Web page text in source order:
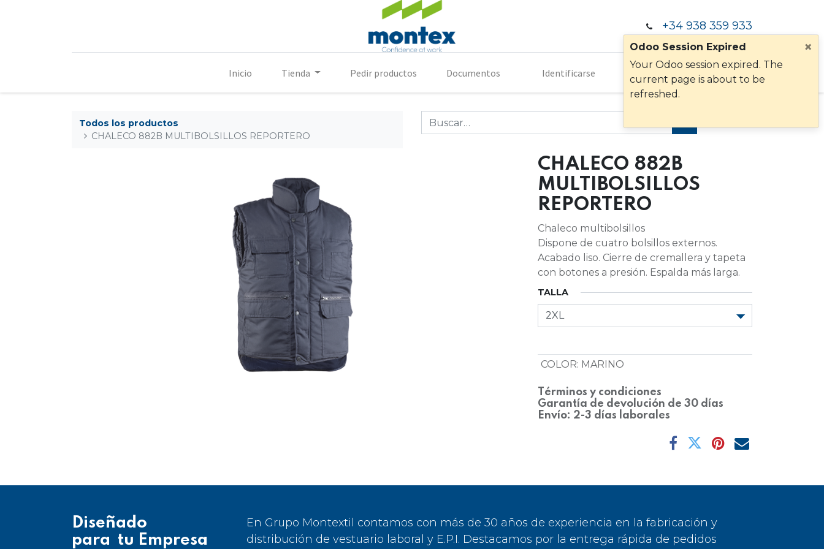
+34 938 359 933
Inicio Tienda Pedir productos Documentos Identificarse
Todos los productos
CHALECO 882B MULTIBOLSILLOS REPORTERO
CHALECO 882B
MULTIBOLSILLOS
REPORTERO
Chaleco multibolsillos
Dispone de cuatro bolsillos externos.
Acabado liso. Cierre de cremallera y tapeta
con botones a presión. Espalda más larga.
TALLA
COLOR: MARINO
Términos y condiciones
Garantía de devolución de 30 días
Envío: 2-3 días laborales
Diseñado
para tu Empresa
En Grupo Montextil contamos con más de 30 años de experiencia en la fabricación y
distribución de vestuario laboral y E.P.I. Destacamos por la entrega rápida de pedidos
×
Odoo Session Expired
Your Odoo session expired. The
current page is about to be
refreshed.